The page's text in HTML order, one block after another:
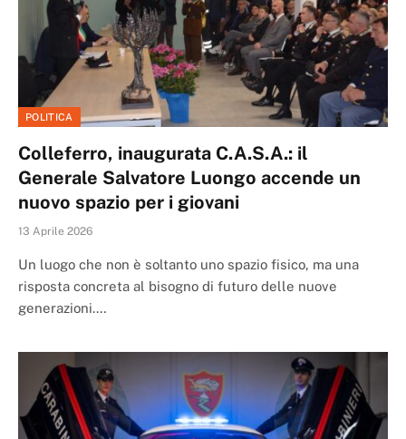
POLITICA
Colleferro, inaugurata C.A.S.A.: il
Generale Salvatore Luongo accende un
nuovo spazio per i giovani
13 Aprile 2026
Un luogo che non è soltanto uno spazio fisico, ma una
risposta concreta al bisogno di futuro delle nuove
generazioni.…